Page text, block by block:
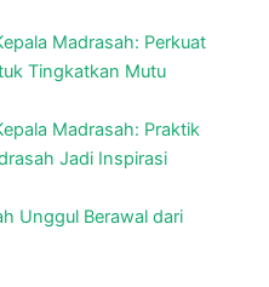
Madrasah: Perkuat
Tingkatkan Mutu
Madrasah: Praktik
Jadi Inspirasi
Unggul Berawal dari